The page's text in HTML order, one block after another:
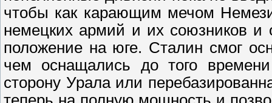
чтобы как карающим мечом
немецких армий и их союзников и
положение на юге. Сталин смог
чем оснащались до того
сторону Урала или